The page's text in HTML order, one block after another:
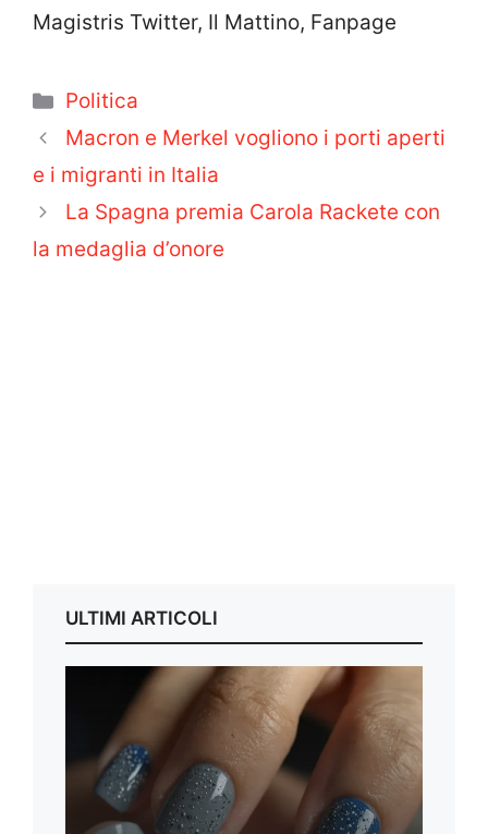
Magistris Twitter, Il Mattino, Fanpage
Categorie
Politica
Macron e Merkel vogliono i porti aperti
e i migranti in Italia
La Spagna premia Carola Rackete con
la medaglia d’onore
ULTIMI ARTICOLI